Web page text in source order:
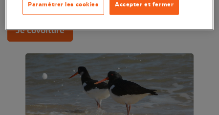
véhicule ou rejoignez un groupe !
Je covoiture
Accepter et fermer
Paramétrer les cookies